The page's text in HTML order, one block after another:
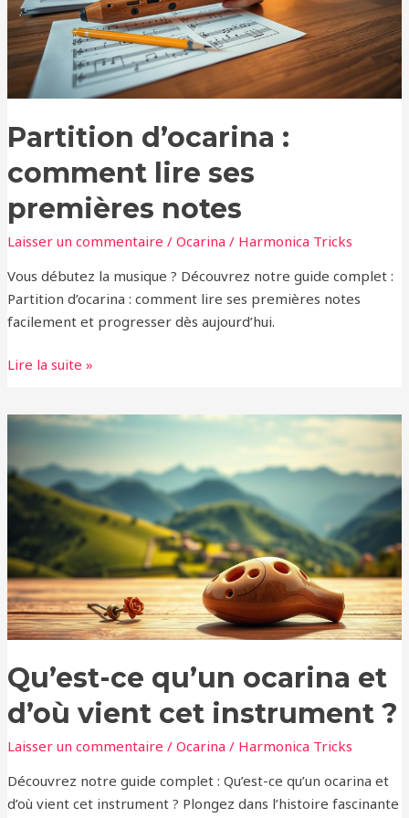
Partition d’ocarina :
comment lire ses
premières notes
Laisser un commentaire /Ocarina / Harmonica Tricks
Vous débutez la musique ? Découvrez notre guide complet :
Partition d’ocarina : comment lire ses premières notes
facilement et progresser dès aujourd’hui.
premières
notes
Lire la suite »
Qu’est-ce qu’un ocarina et
d’où vient cet instrument ?
Laisser un commentaire /Ocarina / Harmonica Tricks
Découvrez notre guide complet : Qu’est-ce qu’un ocarina et
d’où vient cet instrument ? Plongez dans l’histoire fascinante
Qu’est-
ce
qu’un
ocarina
et
d’où
vient
cet
instrument
?